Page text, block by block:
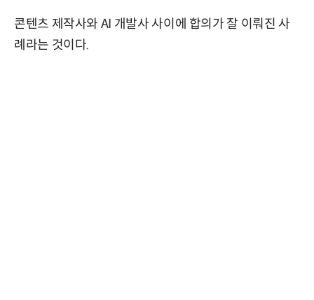
콘텐츠 제작사와 AI 개발사 사이에 합의가 잘 이뤄진 사
례라는 것이다.